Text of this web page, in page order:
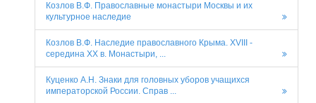
Козлов В.Ф. Православные монастыри Москвы и их
культурное наследие
Козлов В.Ф. Наследие православного Крыма. XVIII -
середина ХХ в. Монастыри, ...
Куценко А.Н. Знаки для головных уборов учащихся
императорской России. Справ ...